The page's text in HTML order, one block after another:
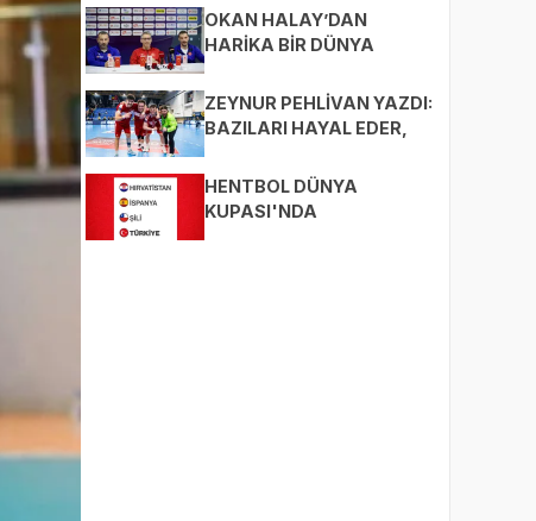
MAÇLARI
OKAN HALAY’DAN
HARİKA BİR DÜNYA
ZEYNUR PEHLİVAN YAZDI:
BAZILARI HAYAL EDER,
GERÇEKLEŞTİRİR...
HENTBOL DÜNYA
KUPASI'NDA